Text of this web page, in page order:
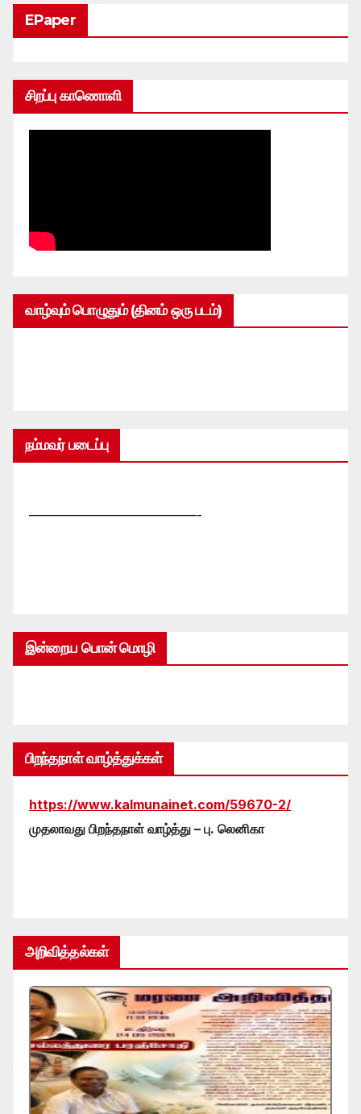
EPaper
சிறப்பு காணொளி
வாழ்வும் பொழுதும் (தினம் ஒரு படம்)
நம்மவர் படைப்பு
—————————————-
இன்றைய பொன் மொழி
பிறந்தநாள் வாழ்த்துக்கள்
https://www.kalmunainet.com/59670-2/
முதலாவது பிறந்தநாள் வாழ்த்து – பு. லெனிகா
அறிவித்தல்கள்